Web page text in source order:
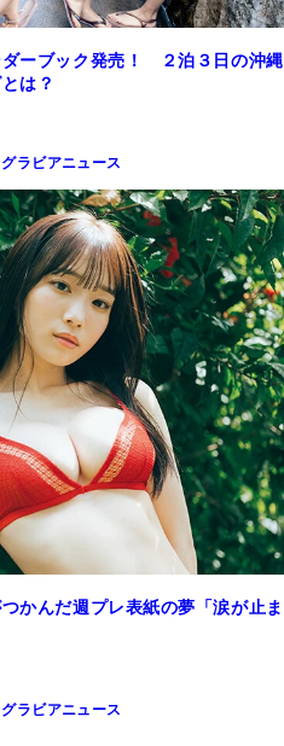
ダーブック発売！ ２泊３日の沖縄
は？
グラビアニュース
かんだ週プレ表紙の夢「涙が止ま
グラビアニュース